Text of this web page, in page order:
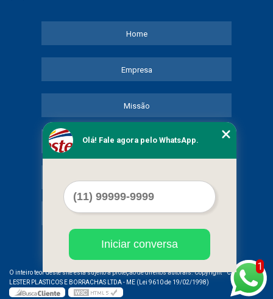
Home
Empresa
Missão
Serviços
Mapa do site
O inteiro teor deste site está sujeito à proteção de direitos autorais. Copyright COMERCIAL
LESTER PLASTICOS E BORRACHAS LTDA - ME (Lei 9610 de 19/02/1998)
1
Olá! Fale agora pelo WhatsApp.
Iniciar conversa